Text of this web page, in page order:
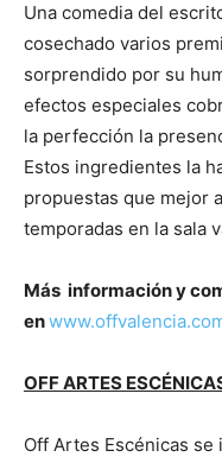
Una comedia del
cosechado varios
sorprendido por su
efectos especiales
la perfección la
Estos ingredientes la
propuestas que mejor
temporadas en la sala
Más información y
en
OFF ARTES
Off Artes Escénicas